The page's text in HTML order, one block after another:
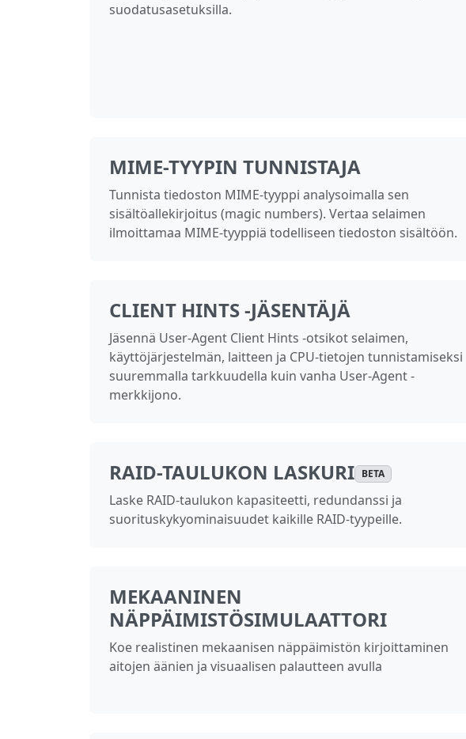
suodatusasetuksilla.
MIME-TYYPIN TUNNISTAJA
Tunnista tiedoston MIME-tyyppi analysoimalla sen
sisältöallekirjoitus (magic numbers). Vertaa selaimen
ilmoittamaa MIME-tyyppiä todelliseen tiedoston sisältöön.
CLIENT HINTS -JÄSENTÄJÄ
Jäsennä User-Agent Client Hints -otsikot selaimen,
käyttöjärjestelmän, laitteen ja CPU-tietojen tunnistamiseksi
suuremmalla tarkkuudella kuin vanha User-Agent -
merkkijono.
RAID-TAULUKON LASKURI BETA
Laske RAID-taulukon kapasiteetti, redundanssi ja
suorituskykyominaisuudet kaikille RAID-tyypeille.
MEKAANINEN
NÄPPÄIMISTÖSIMULAATTORI
Koe realistinen mekaanisen näppäimistön kirjoittaminen
aitojen äänien ja visuaalisen palautteen avulla